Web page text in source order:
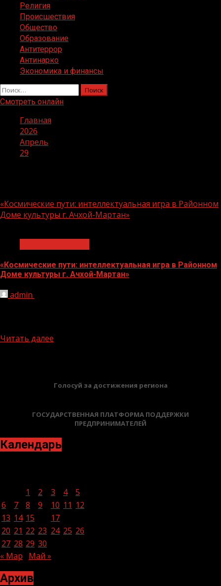
Религия
Происшествия
Общество
Образование
Антитеррор
Антинарко
Экономика и финансы
Найти:
Смотреть онлайн
Главная
2026
Апрель
29
«Космические пути: интеллектуальная игра в Районном
Доме культуры г. Ачхой-Мартан»
«Космические пути: интеллектуальная игра в Районном
Доме культуры г. Ачхой-Мартан»
admin
Читать далее
Голосуй за достижения региона
ГОСУДАРСТВЕННАЯ ПЛАТФОРМА ПОДДЕРЖКИ
ПРЕДПРИНИМАТЕЛЕЙ
Календарь
1
2 3 4
5
6
7 8 9 10 11 12
13 14 15 17
20 21 22 23 24 25 26
27 28 29 30
« Мар
Май »
Архив